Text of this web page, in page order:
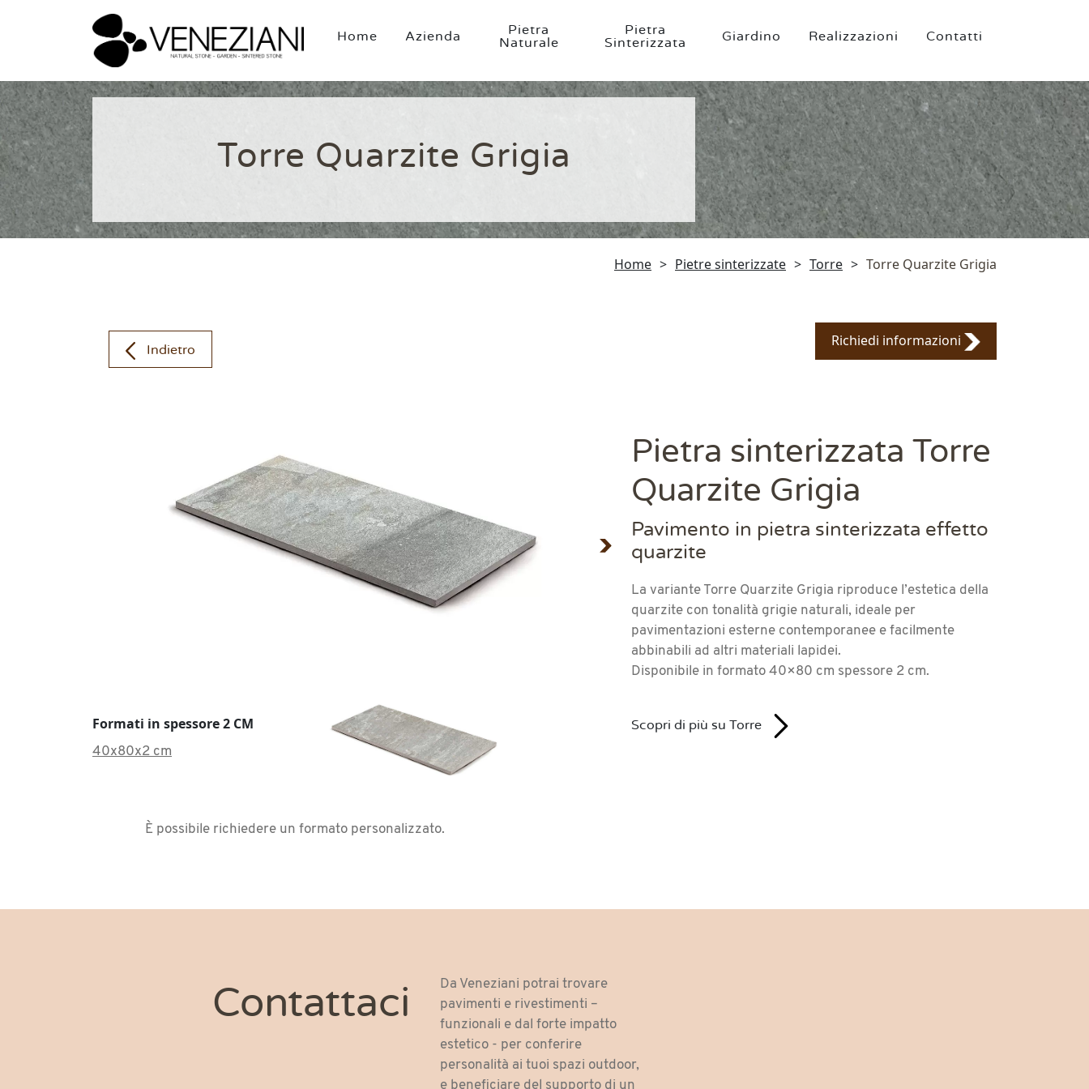
Home Azienda
Pietra
Naturale
Pietra
Sinterizzata
Giardino Realizzazioni Contatti
Torre Quarzite Grigia
Home > Pietre sinterizzate > Torre > Torre Quarzite Grigia
Indietro
Richiedi informazioni
Formati in spessore 2 CM
40x80x2 cm
È possibile richiedere un formato personalizzato.
Pietra sinterizzata Torre
Quarzite Grigia
Pavimento in pietra sinterizzata effetto
quarzite
La variante Torre Quarzite Grigia riproduce l’estetica della
quarzite con tonalità grigie naturali, ideale per
pavimentazioni esterne contemporanee e facilmente
abbinabili ad altri materiali lapidei.
Disponibile in formato 40×80 cm spessore 2 cm.
Scopri di più su Torre
Contattaci
Da Veneziani potrai trovare
pavimenti e rivestimenti –
funzionali e dal forte impatto
estetico - per conferire
personalità ai tuoi spazi outdoor,
e beneficiare del supporto di un